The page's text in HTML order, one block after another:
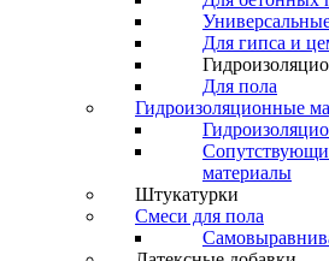
Для гипса и
Для пола
Гидроизоляционные
материалы
Штукатурки
Смеси для пола